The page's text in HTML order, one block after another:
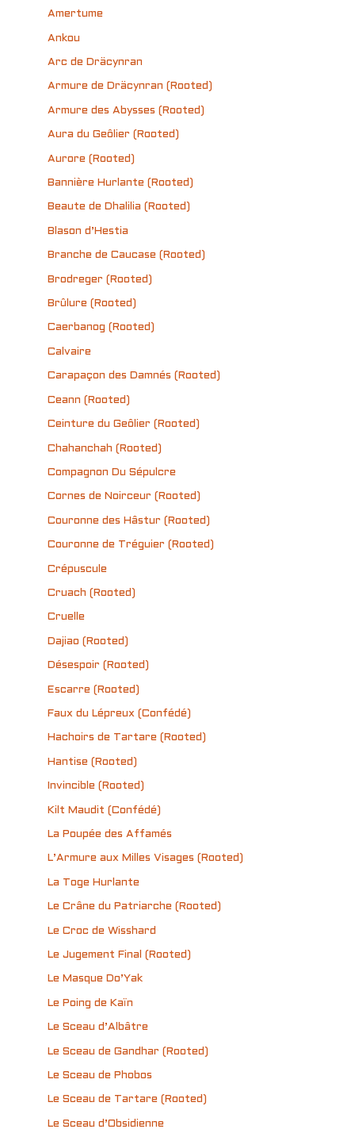
Amertume
Ankou
Arc de Dräcynran
Armure de Dräcynran (Rooted)
Armure des Abysses (Rooted)
Aura du Geôlier (Rooted)
Aurore (Rooted)
Bannière Hurlante (Rooted)
Beaute de Dhalilia (Rooted)
Blason d’Hestia
Branche de Caucase (Rooted)
Brodreger (Rooted)
Brûlure (Rooted)
Caerbanog (Rooted)
Calvaire
Carapaçon des Damnés (Rooted)
Ceann (Rooted)
Ceinture du Geôlier (Rooted)
Chahanchah (Rooted)
Compagnon Du Sépulcre
Cornes de Noirceur (Rooted)
Couronne des Hâstur (Rooted)
Couronne de Tréguier (Rooted)
Crépuscule
Cruach (Rooted)
Cruelle
Dajiao (Rooted)
Désespoir (Rooted)
Escarre (Rooted)
Faux du Lépreux (Confédé)
Hachoirs de Tartare (Rooted)
Hantise (Rooted)
Invincible (Rooted)
Kilt Maudit (Confédé)
La Poupée des Affamés
L’Armure aux Milles Visages (Rooted)
La Toge Hurlante
Le Crâne du Patriarche (Rooted)
Le Croc de Wisshard
Le Jugement Final (Rooted)
Le Masque Do’Yak
Le Poing de Kaïn
Le Sceau d’Albâtre
Le Sceau de Gandhar (Rooted)
Le Sceau de Phobos
Le Sceau de Tartare (Rooted)
Le Sceau d’Obsidienne